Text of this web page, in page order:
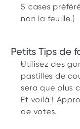
5 cases
non la feuille.)
Petits Tips de
Utilisez des
pastilles de
sera que plus
Et voilà !
de votes.